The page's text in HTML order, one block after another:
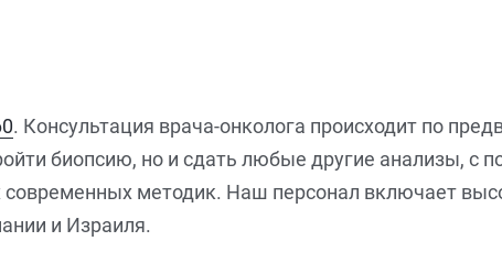
. Консультация врача-онколога происходит по
биопсию, но и сдать любые другие анализы, с
методик. Наш персонал включает
и Израиля.